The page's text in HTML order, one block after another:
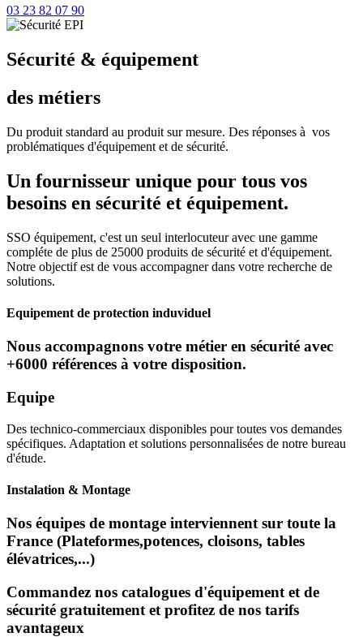
03 23 82 07 90
Sécurité & équipement
des métiers
Du produit standard au produit sur mesure. Des réponses à vos
problématiques d'équipement et de sécurité.
Un fournisseur unique pour tous vos
besoins en sécurité et équipement.
SSO équipement, c'est un seul interlocuteur avec une gamme
compléte de plus de 25000 produits de sécurité et d'équipement.
Notre objectif est de vous accompagner dans votre recherche de
solutions.
Equipement de protection induviduel
Nous accompagnons votre métier en sécurité avec
+6000 références à votre disposition.
Equipe
Des technico-commerciaux disponibles pour toutes vos demandes
spécifiques. Adaptation et solutions personnalisées de notre bureau
d'étude.
Instalation & Montage
Nos équipes de montage interviennent sur toute la
France (Plateformes,potences, cloisons, tables
élévatrices,...)
Commandez nos catalogues d'équipement et de
sécurité gratuitement et profitez de nos tarifs
avantageux